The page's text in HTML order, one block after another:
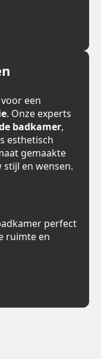
een
. Onze experts
badkamer,
esthetisch
gemaakte
en wensen.
perfect
ruimte en